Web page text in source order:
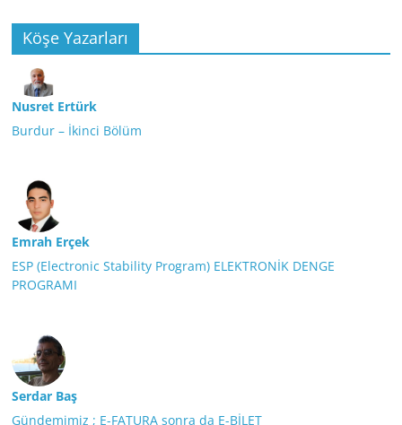
Köşe Yazarları
Nusret Ertürk
Burdur – İkinci Bölüm
Emrah Erçek
ESP (Electronic Stability Program) ELEKTRONİK DENGE
PROGRAMI
Serdar Baş
Gündemimiz ; E-FATURA sonra da E-BİLET